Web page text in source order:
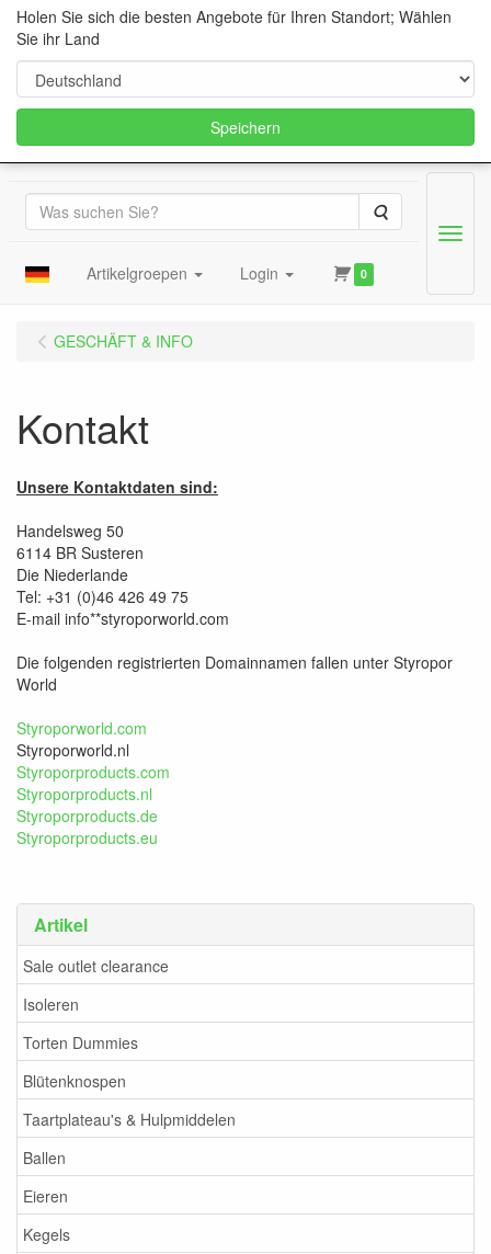
Suche
Artikelgroepen Login 0
Menu
Artikel
Sale outlet clearance
Isoleren
Torten Dummies
Blütenknospen
Taartplateau's & Hulpmiddelen
Ballen
Eieren
Kegels
GESCHÄFT & INFO
Kontakt
Unsere Kontaktdaten sind:
Handelsweg 50
6114 BR Susteren
Die Niederlande
Tel: +31 (0)46 426 49 75
E-mail info**styroporworld.com
Die folgenden registrierten Domainnamen fallen unter Styropor
World
Styroporworld.com
Styroporworld.nl
Styroporproducts.com
Styroporproducts.nl
Styroporproducts.de
Styroporproducts.eu
Holen Sie sich die besten Angebote für Ihren Standort; Wählen
Sie ihr Land
Speichern